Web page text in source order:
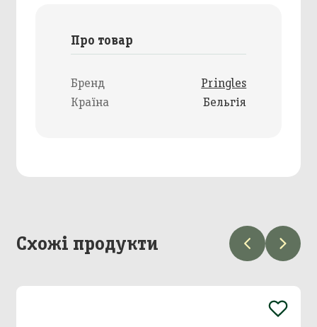
Про товар
Бренд
Pringles
Країна
Бельгія
Схожі продукти